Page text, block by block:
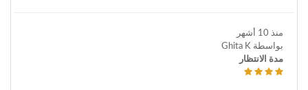
منذ 10 أشهر
بواسطة Ghita K
مدة الانتظار